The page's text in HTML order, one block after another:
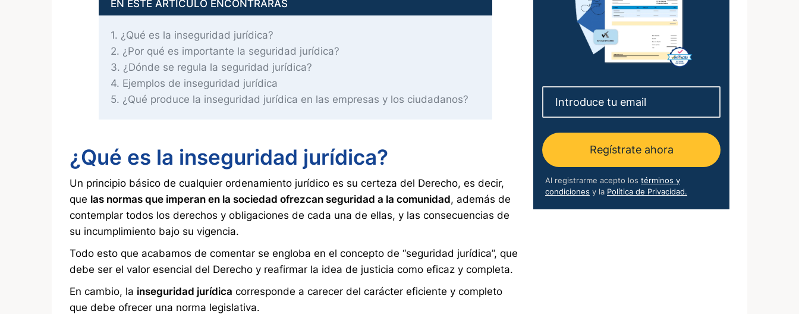
EN ESTE ARTÍCULO ENCONTRARÁS
1 ¿Qué es la inseguridad jurídica?
2 ¿Por qué es importante la seguridad jurídica?
3 ¿Dónde se regula la seguridad jurídica?
4 Ejemplos de inseguridad jurídica
5 ¿Qué produce la inseguridad jurídica en las empresas y los ciudadanos?
¿Qué es la inseguridad jurídica?
Un principio básico de cualquier ordenamiento jurídico es su certeza del Derecho, es decir,
que las normas que imperan en la sociedad ofrezcan seguridad a la comunidad, además de
contemplar todos los derechos y obligaciones de cada una de ellas, y las consecuencias de
su incumplimiento bajo su vigencia.
Todo esto que acabamos de comentar se engloba en el concepto de “seguridad jurídica”, que
debe ser el valor esencial del Derecho y reafirmar la idea de justicia como eficaz y completa.
En cambio, la inseguridad jurídica corresponde a carecer del carácter eficiente y completo
que debe ofrecer una norma legislativa.
Regístrate ahora
Al registrarme acepto los términos y
condiciones y la Política de Privacidad.